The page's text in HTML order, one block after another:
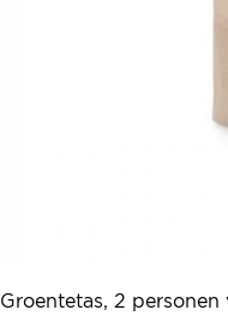
Groentetas, 2 personen